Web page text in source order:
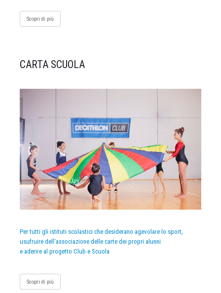
Scopri di più
CARTA SCUOLA
Per tutti gli istituti scolastici che desiderano agevolare lo sport,
usufruire dell’associazione delle carte dei propri alunni
e aderire al progetto Club e Scuola
Scopri di più